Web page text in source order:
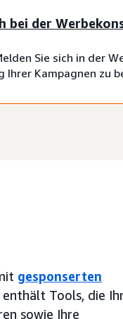
bei der
Sie sich in der
Ihrer Kampagnen zu
gesponserten
Tools, die
sowie Ihre